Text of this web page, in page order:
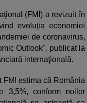
(FMI) a revizuit în
evoluţia economiei
de coronavirus,
Outlook", publicat la
internaţională.
FMI estima că România
3,5%, conform noilor